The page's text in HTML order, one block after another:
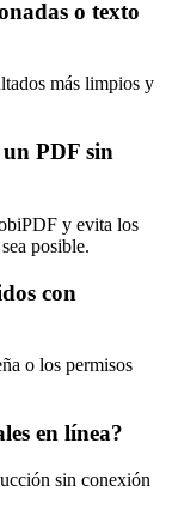
o texto
más limpios y
PDF sin
y evita los
posible.
con
o los permisos
en línea?
sin conexión